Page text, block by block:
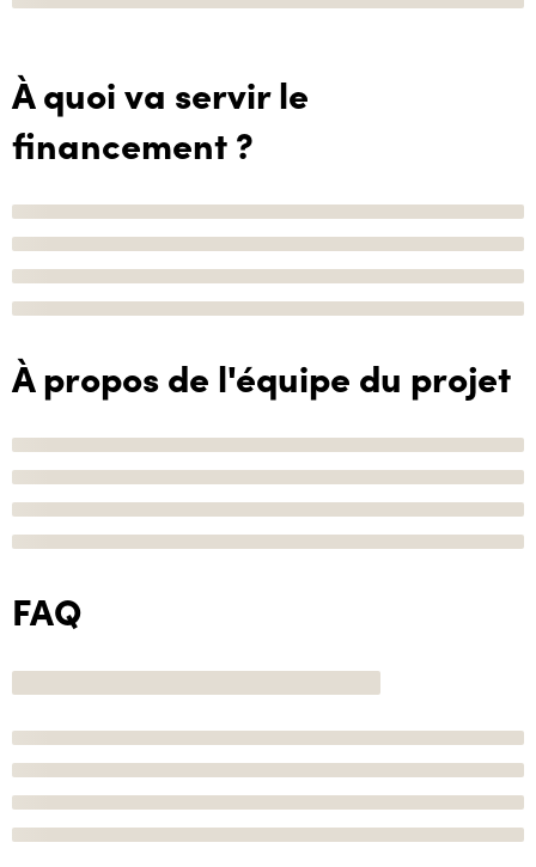
À quoi va servir le
financement ?
À propos de l'équipe du projet
FAQ